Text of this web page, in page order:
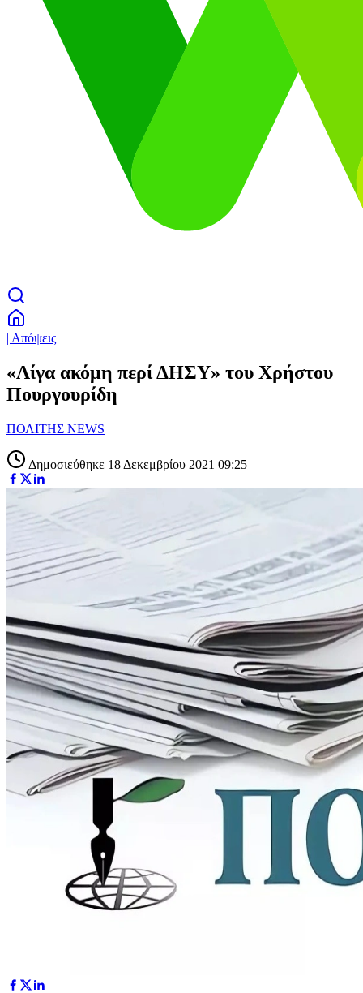
| Απόψεις
«Λίγα ακόμη περί ΔΗΣΥ» του Χρήστου
Πουργουρίδη
ΠΟΛΙΤΗΣ NEWS
Δημοσιεύθηκε 18 Δεκεμβρίου 2021 09:25